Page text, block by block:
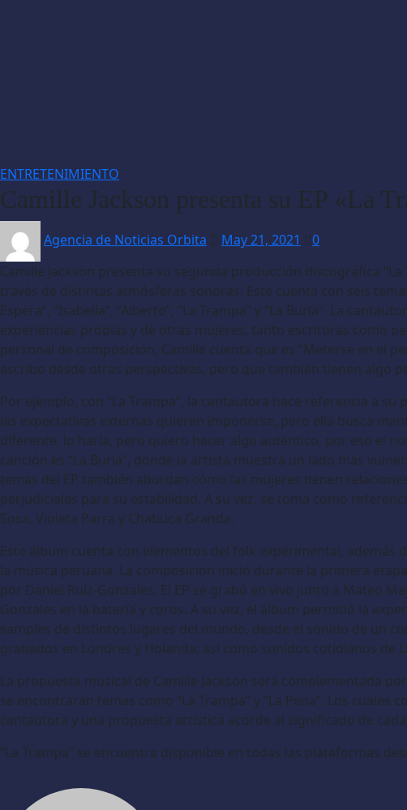
ENTRETENIMIENTO
Camille Jackson presenta su EP «La
Agencia de Noticias Orbita May 21, 2021
0
Camille Jackson presenta su segunda producción discográfica
través de distintas atmósferas sonoras. Este cuenta con seis
Espera”, “Isabella”, “Alberto”, “La Trampa” y “La Burla”. La
experiencias propias y de otras mujeres, tanto escritoras como
personal de composición, Camille cuenta que es “Meterse en el
escribo desde otras perspectivas, pero que también tienen algo
Por ejemplo, con “La Trampa”, la cantautora hace referencia a
las expectativas externas quieren imponerse, pero ella busca
diferente, lo haría, pero quiero hacer algo auténtico, por eso el
canción es “La Burla”, donde la artista muestra un lado más
temas del EP también abordan cómo las mujeres tienen
perjudiciales para su estabilidad. A su vez, se toma como
Sosa, Violeta Parra y Chabuca Granda.
Este álbum cuenta con elementos del folk experimental,
la música peruana. La composición inició durante la primera
por Daniel Ruiz-Gonzales. El EP se grabó en vivo junto a Mateo
Gonzales en la batería y coros. A su vez, el álbum permitió la
samples de distintos lugares del mundo, desde el sonido de un
grabados en Londres y Holanda; así como sonidos cotidianos de
La propuesta musical de Camille Jackson será complementada
se encontrarán temas como “La Trampa” y “La Pena”. Los
cantautora y una propuesta artística acorde al significado de
“La Trampa” se encuentra disponible en todas las plataformas